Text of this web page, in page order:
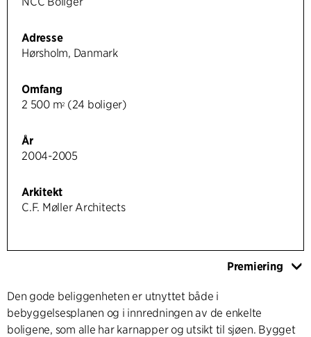
Adresse
Hørsholm, Danmark
Omfang
2 500 m2 (24 boliger)
År
2004-2005
Arkitekt
C.F. Møller Architects
Premiering
Den gode beliggenheten er utnyttet både i
bebyggelsesplanen og i innredningen av de enkelte
boligene, som alle har karnapper og utsikt til sjøen. Bygget